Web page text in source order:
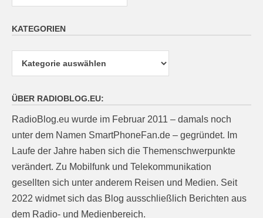
KATEGORIEN
ÜBER RADIOBLOG.EU:
RadioBlog.eu wurde im Februar 2011 – damals noch
unter dem Namen SmartPhoneFan.de – gegründet. Im
Laufe der Jahre haben sich die Themenschwerpunkte
verändert. Zu Mobilfunk und Telekommunikation
gesellten sich unter anderem Reisen und Medien. Seit
2022 widmet sich das Blog ausschließlich Berichten aus
dem Radio- und Medienbereich.